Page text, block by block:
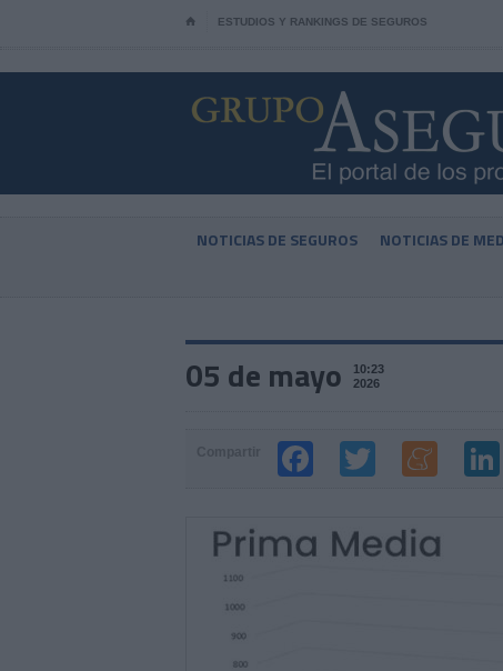
⌂ ESTUDIOS Y RANKINGS DE SEGUROS
NOTICIAS DE SEGUROS NOTICIAS DE
05 de mayo
10:23
2026